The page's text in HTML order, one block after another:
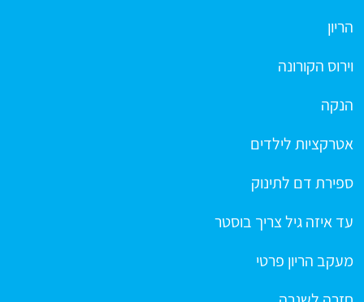
הריון
וירוס הקורונה
הנקה
אטרקציות לילדים
ספירת דם לתינוק
עד איזה גיל צריך בוסטר
מעקב הריון פרטי